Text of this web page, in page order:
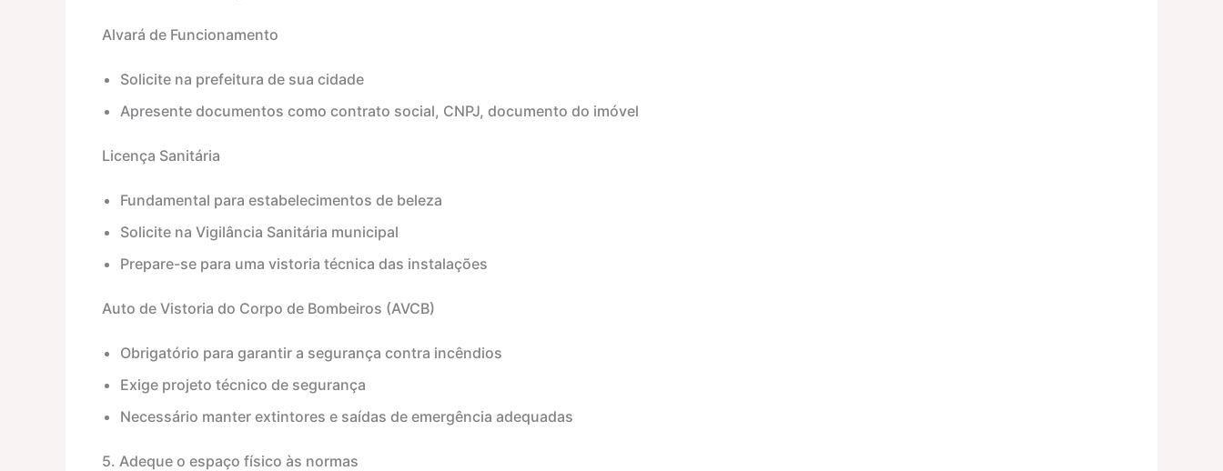
Alvará de Funcionamento
Solicite na prefeitura de sua cidade
Apresente documentos como contrato social, CNPJ, documento do imóvel
Licença Sanitária
Fundamental para estabelecimentos de beleza
Solicite na Vigilância Sanitária municipal
Prepare-se para uma vistoria técnica das instalações
Auto de Vistoria do Corpo de Bombeiros (AVCB)
Obrigatório para garantir a segurança contra incêndios
Exige projeto técnico de segurança
Necessário manter extintores e saídas de emergência adequadas
5. Adeque o espaço físico às normas